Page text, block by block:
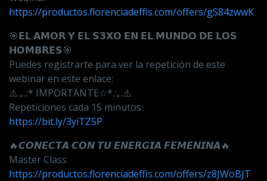
https://productos.florenciadeffis.com/offers/gS84zwwK
🎯𝗘𝗟 𝗔𝗠𝗢𝗥 𝗬 𝗘𝗟 𝗦𝟯𝗫𝗢 𝗘𝗡 𝗘𝗟 𝗠𝗨𝗡𝗗𝗢 𝗗𝗘 𝗟𝗢𝗦
𝗛𝗢𝗠𝗕𝗥𝗘𝗦🎯
Puedes registrarte para ver la repetición de este
webinar en este enlace:
⚠️.｡.:* IMPORTANTE☆*.:｡.⚠️
Repeticiones cada 15 minutos
https://bit.ly/3yiTZ5P
🔥𝘾𝙊𝙉𝙀𝘾𝙏𝘼 𝘾𝙊𝙉 𝙏𝙐 𝙀𝙉𝙀𝙍𝙂𝙄𝘼 𝙁𝙀𝙈𝙀𝙉𝙄𝙉𝘼🔥
Master Class
https://productos.florenciadeffis.com/offers/z8JWoBJT